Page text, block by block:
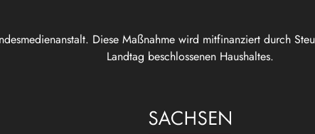
Diese Maßnahme wird mitfinanziert durch
Landtag beschlossenen Haushaltes.